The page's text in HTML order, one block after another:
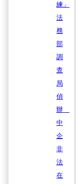
練」
法
務
部
調
查
局
偵
辦
中
企
非
法
在